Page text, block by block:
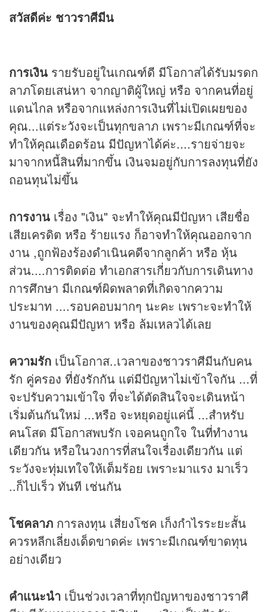
สวัสดีค่ะ ชาวราศีมีน
การเงิน รายรับอยู่ในเกณฑ์ดี มีโอกาสได้รับมรดก
ลาภโดยเสน่หา จากญาติผู้ใหญ่ หรือ จากคนที่อยู่
แดนไกล หรือจากแหล่งการเงินที่ไม่เปิดเผยของ
คุณ...แต่ระวังจะเป็นทุกขลาภ เพราะมีเกณฑ์ที่จะ
ทำให้คุณเดือดร้อน มีปัญหาได้ค่ะ....รายจ่ายจะ
มาจากหนี้สินที่มากขึ้น เงินจมอยู่กับการลงทุนที่ยัง
ถอนทุนไม่ขึ้น
การงาน เรื่อง "เงิน" จะทำให้คุณมีปัญหา เสียชื่อ
เสียเครดิต หรือ ร้ายแรง ก็อาจทำให้คุณออกจาก
งาน ,ถูกฟ้องร้องดำเนินคดีจากลูกค้า หรือ หุ้น
ส่วน....การติดต่อ ทำเอกสารเกี่ยวกับการเดินทาง
การศึกษา มีเกณฑ์ผิดพลาดที่เกิดจากความ
ประมาท ....รอบคอบมากๆ นะคะ เพราะจะทำให้
งานของคุณมีปัญหา หรือ ล้มเหลวได้เลย
ความรัก เป็นโอกาส..เวลาของชาวราศีมีนกับคน
รัก คู่ครอง ที่ยังรักกัน แต่มีปัญหาไม่เข้าใจกัน ...ที่
จะปรับความเข้าใจ ที่จะได้ตัดสินใจจะเดินหน้า
เริ่มต้นกันใหม่ ...หรือ จะหยุดอยู่แค่นี้ ...สำหรับ
คนโสด มีโอกาสพบรัก เจอคนถูกใจ ในที่ทำงาน
เดียวกัน หรือในวงการที่สนใจเรื่องเดียวกัน แต่
ระวังจะทุ่มเทใจให้เต็มร้อย เพราะมาแรง มาเร็ว
..ก็ไปเร็ว ทันที เช่นกัน
โชคลาภ การลงทุน เสี่ยงโชค เก็งกำไรระยะสั้น
ควรหลีกเลี่ยงเด็ดขาดค่ะ เพราะมีเกณฑ์ขาดทุน
อย่างเดียว
คำแนะนำ เป็นช่วงเวลาที่ทุกปัญหาของชาวราศี